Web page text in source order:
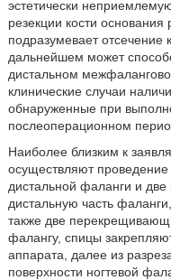
эстетически
резекции кости
подразумевает отсечение
дальнейшем может
дистальном
клинические случаи
обнаруженные при
послеоперационном
Наиболее близким к
осуществляют
дистальной фаланги и
дистальную часть
также две
фалангу, спицы
аппарата, далее из
поверхности ногтевой